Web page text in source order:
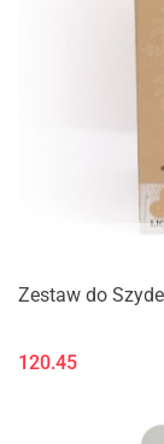
Zestaw do
120.45